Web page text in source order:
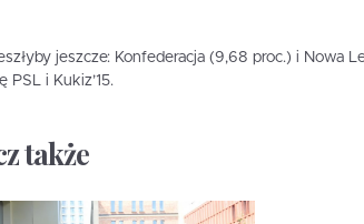
jeszcze: Konfederacja (9,68 proc.) i Nowa
PSL i Kukiz’15.
także